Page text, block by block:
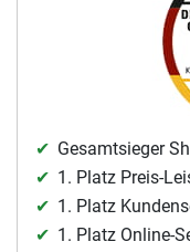
Gesamtsieger
1. Platz Preis-
1. Platz
1. Platz Online-